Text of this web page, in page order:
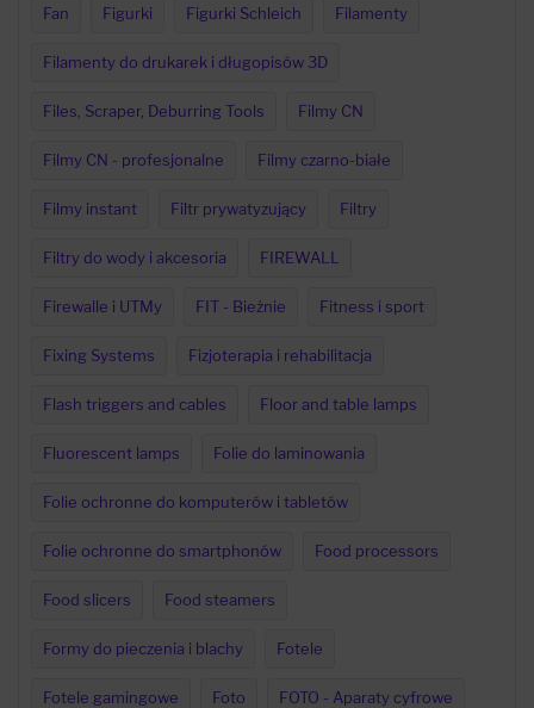
Fan Figurki Figurki Schleich Filamenty
Filamenty do drukarek i długopisów 3D
Files, Scraper, Deburring Tools Filmy CN
Filmy CN - profesjonalne Filmy czarno-białe
Filmy instant Filtr prywatyzujący Filtry
Filtry do wody i akcesoria FIREWALL
Firewalle i UTMy FIT - Bieżnie Fitness i sport
Fixing Systems Fizjoterapia i rehabilitacja
Flash triggers and cables Floor and table lamps
Fluorescent lamps Folie do laminowania
Folie ochronne do komputerów i tabletów
Folie ochronne do smartphonów Food processors
Food slicers Food steamers
Formy do pieczenia i blachy Fotele
Fotele gamingowe Foto FOTO - Aparaty cyfrowe